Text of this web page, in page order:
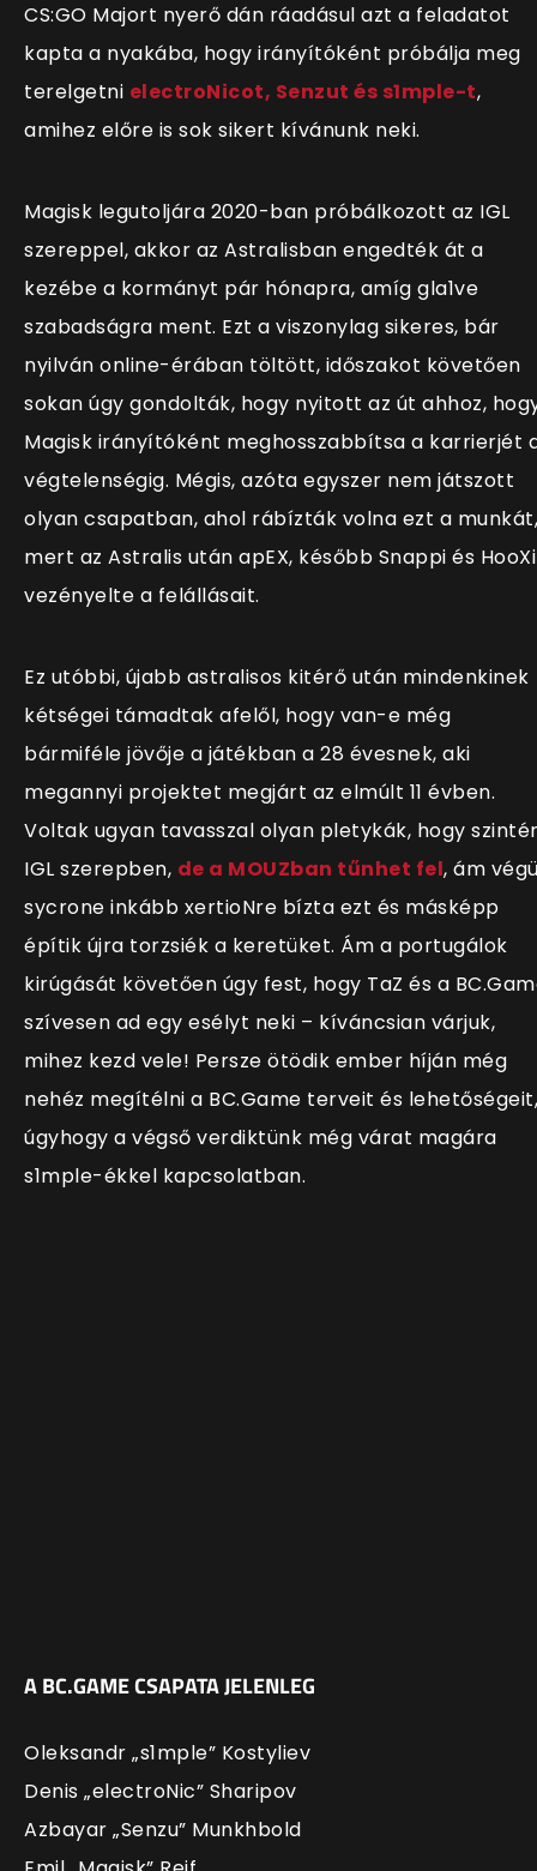
CS:GO Majort nyerő dán ráadásul azt a feladatot
kapta a nyakába, hogy irányítóként próbálja meg
terelgetni electroNicot, Senzut és s1mple-t,
amihez előre is sok sikert kívánunk neki.
Magisk legutoljára 2020-ban próbálkozott az IGL
szereppel, akkor az Astralisban engedték át a
kezébe a kormányt pár hónapra, amíg gla1ve
szabadságra ment. Ezt a viszonylag sikeres, bár
nyilván online-érában töltött, időszakot követően
sokan úgy gondolták, hogy nyitott az út ahhoz,
Magisk irányítóként meghosszabbítsa a karrierjét
végtelenségig. Mégis, azóta egyszer nem játszott
olyan csapatban, ahol rábízták volna ezt a munkát,
mert az Astralis után apEX, később Snappi és HooXi
vezényelte a felállásait.
Ez utóbbi, újabb astralisos kitérő után mindenkinek
kétségei támadtak afelől, hogy van-e még
bármiféle jövője a játékban a 28 évesnek, aki
megannyi projektet megjárt az elmúlt 11 évben.
Voltak ugyan tavasszal olyan pletykák, hogy
IGL szerepben, de a MOUZban tűnhet fel, ám
sycrone inkább xertioNre bízta ezt és másképp
építik újra torzsiék a keretüket. Ám a portugálok
kirúgását követően úgy fest, hogy TaZ és a
szívesen ad egy esélyt neki – kíváncsian várjuk,
mihez kezd vele! Persze ötödik ember híján még
nehéz megítélni a BC.Game terveit és lehetőségeit,
úgyhogy a végső verdiktünk még várat magára
s1mple-ékkel kapcsolatban.
A BC.GAME CSAPATA JELENLEG
Oleksandr „s1mple” Kostyliev
Denis „electroNic” Sharipov
Azbayar „Senzu” Munkhbold